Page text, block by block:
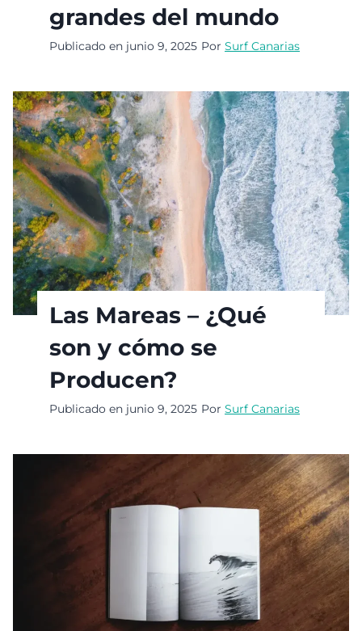
grandes del mundo
Publicado en junio 9, 2025 Por Surf Canarias
Las Mareas – ¿Qué
son y cómo se
Producen?
Publicado en junio 9, 2025 Por Surf Canarias